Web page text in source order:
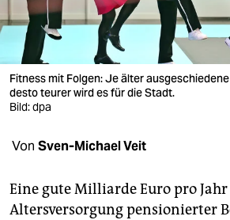
verlag
verlag
veranstaltungen
shop
fragen & hilfe
abo
Fitness mit Folgen: Je älter
desto teurer wird es für die Stadt.
Bild: dpa
Von Sven-Michael Veit
Eine gute Milliarde Euro pro
Altersversorgung pensionierter